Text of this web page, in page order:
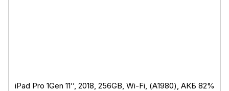
iPad Pro 1Gen 11’’, 2018, 256GB, Wi-Fi, (А1980), АКБ 82%